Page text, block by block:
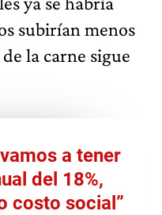
subirían menos
la carne sigue
a tener
del 18%,
costo social”